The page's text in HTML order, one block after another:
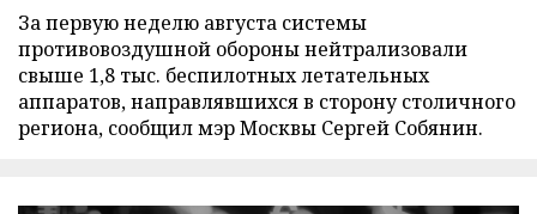
За первую неделю августа системы
противовоздушной обороны нейтрализовали
свыше 1,8 тыс. беспилотных летательных
аппаратов, направлявшихся в сторону столичного
региона, сообщил мэр Москвы Сергей Собянин.